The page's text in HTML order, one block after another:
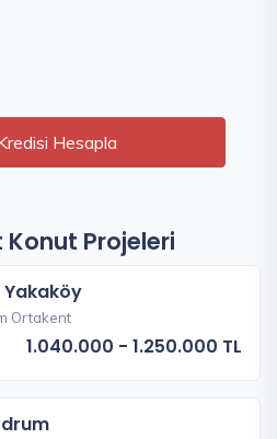
Hesapla
Projeleri
Ortakent
1.040.000 - 1.250.000 TL